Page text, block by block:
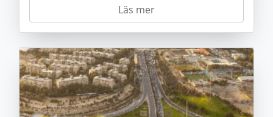
Läs mer